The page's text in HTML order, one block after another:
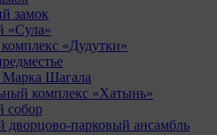
замок
«Сула»
«Дудутки»
Шагала
комплекс «Хатынь»
собор
дворцово-парковый ансамбль